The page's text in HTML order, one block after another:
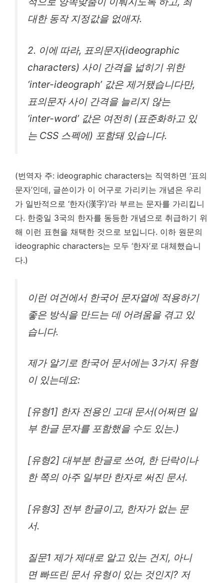
대한 동작 지정값을 없애자.
2. 이에 따라, 표의문자(ideographic
characters) 사이 간격을 넓히기 위한
‘inter-ideograph’ 값은 제거됐습니다만,
표의문자 사이 간격을 늘리지 않는
‘inter-word’ 값은 여전히 (표준화하고 있
는 CSS 스펙에) 포함돼 있습니다.
(번역자 주: ideographic characters는 직역하면 ‘표의
문자’인데, 글쓴이가 이 어구로 가리키는 개념은 우리
가 일반적으로 ‘한자(漢字)’라 부르는 문자를 가리킵니
다. 한중일 3국의 한자를 동등한 개념으로 취급하기 위
해 이런 표현을 채택한 것으로 보입니다. 이하 원문의
ideographic characters는 모두 ‘한자’로 대체했습니
다.)
이런 여건에서 한국어 문자열에 적용하기
좋은 방식을 만드는 데 어려움을 겪고 있
습니다.
제가 알기로 한국어 문서에는 3가지 유형
이 있는데요:
[유형1] 한자 전용인 고대 문서(어쩌면 일
부 한글 문자를 포함했을 수도 있는.)
[유형2] 대부분 한글로 쓰여, 한 단락이나
한 쪽의 아주 일부만 한자로 써진 문서.
[유형3] 전부 한글이고, 한자가 없는 문
서.
질문1 제가 제대로 알고 있는 건지, 아니
면 빠뜨린 문서 유형이 있는 것인지? 저